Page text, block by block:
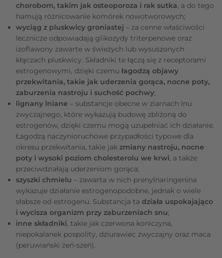
chorobom, takim jak osteoporoza i rak sutka, a do tego
hamują różnicowanie komórek nowotworowych;
wyciąg z pluskwicy groniastej – za cenne właściwości
lecznicze odpowiadają glikozydy triterpenowe oraz
izoflawony zawarte w świeżych lub wysuszonych
kłączach pluskwicy. Składniki te łączą się z receptorami
estrogenowymi, dzięki czemu łagodzą objawy
przekwitania, takie jak uderzenia gorąca, nocne poty,
zaburzenia nastroju i suchość pochwy;
lignany lniane – substancje obecne w ziarnach lnu
zwyczajnego, które wykazują budowę zbliżoną do
estrogenów, dzięki czemu mogą uzupełniać ich działanie.
Łagodzą naczynioruchowe przypadłości typowe dla
okresu przekwitania, takie jak zmiany nastroju, nocne
poty i wysoki poziom cholesterolu we krwi, a także
przeciwdziałają uderzeniom gorąca;
szyszki chmielu – zawarta w nich prenylnaringenina
wykazuje działanie estrogenopodobne, jednak o wiele
słabsze od estrogenu. Substancja ta działa uspokajająco
i wycisza organizm przy zaburzeniach snu;
inne składniki, takie jak czerwona koniczyna,
niepokalanek pospolity, dziurawiec zwyczajny oraz maca
(peruwiański żeń-szeń).